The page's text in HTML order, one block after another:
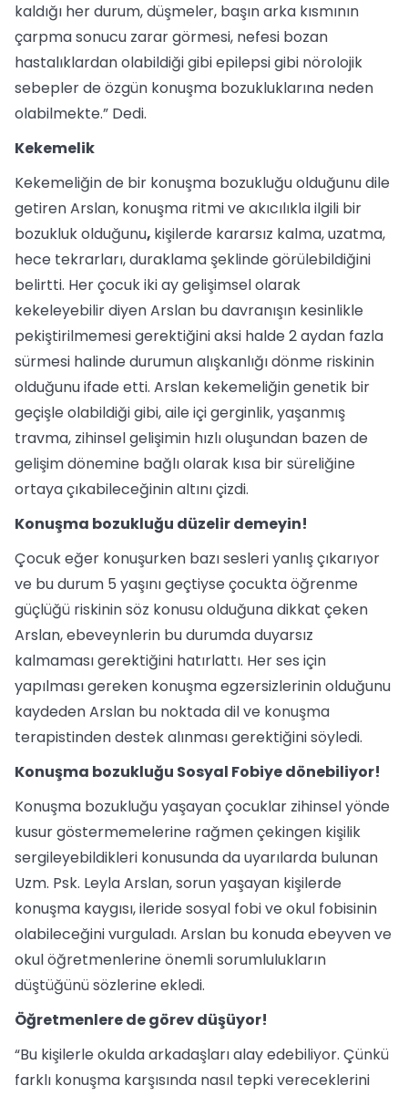
kaldığı her durum, düşmeler, başın arka kısmının
çarpma sonucu zarar görmesi, nefesi bozan
hastalıklardan olabildiği gibi epilepsi gibi nörolojik
sebepler de özgün konuşma bozukluklarına neden
olabilmekte.” Dedi.
Kekemelik
Kekemeliğin de bir konuşma bozukluğu olduğunu dile
getiren Arslan, konuşma ritmi ve akıcılıkla ilgili bir
bozukluk olduğunu, kişilerde kararsız kalma, uzatma,
hece tekrarları, duraklama şeklinde görülebildiğini
belirtti. Her çocuk iki ay gelişimsel olarak
kekeleyebilir diyen Arslan bu davranışın kesinlikle
pekiştirilmemesi gerektiğini aksi halde 2 aydan fazla
sürmesi halinde durumun alışkanlığı dönme riskinin
olduğunu ifade etti. Arslan kekemeliğin genetik bir
geçişle olabildiği gibi, aile içi gerginlik, yaşanmış
travma, zihinsel gelişimin hızlı oluşundan bazen de
gelişim dönemine bağlı olarak kısa bir süreliğine
ortaya çıkabileceğinin altını çizdi.
Konuşma bozukluğu düzelir demeyin!
Çocuk eğer konuşurken bazı sesleri yanlış çıkarıyor
ve bu durum 5 yaşını geçtiyse çocukta öğrenme
güçlüğü riskinin söz konusu olduğuna dikkat çeken
Arslan, ebeveynlerin bu durumda duyarsız
kalmaması gerektiğini hatırlattı. Her ses için
yapılması gereken konuşma egzersizlerinin olduğunu
kaydeden Arslan bu noktada dil ve konuşma
terapistinden destek alınması gerektiğini söyledi.
Konuşma bozukluğu Sosyal Fobiye dönebiliyor!
Konuşma bozukluğu yaşayan çocuklar zihinsel yönde
kusur göstermemelerine rağmen çekingen kişilik
sergileyebildikleri konusunda da uyarılarda bulunan
Uzm. Psk. Leyla Arslan, sorun yaşayan kişilerde
konuşma kaygısı, ileride sosyal fobi ve okul fobisinin
olabileceğini vurguladı. Arslan bu konuda ebeyven ve
okul öğretmenlerine önemli sorumlulukların
düştüğünü sözlerine ekledi.
Öğretmenlere de görev düşüyor!
“Bu kişilerle okulda arkadaşları alay edebiliyor. Çünkü
farklı konuşma karşısında nasıl tepki vereceklerini